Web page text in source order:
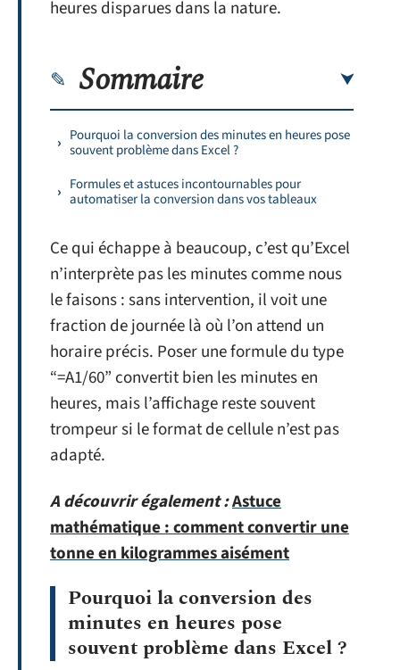
heures disparues dans la nature.
Sommaire
Pourquoi la conversion des minutes en heures pose
souvent problème dans Excel ?
Formules et astuces incontournables pour
automatiser la conversion dans vos tableaux
Ce qui échappe à beaucoup, c’est qu’Excel
n’interprète pas les minutes comme nous
le faisons : sans intervention, il voit une
fraction de journée là où l’on attend un
horaire précis. Poser une formule du type
“=A1/60” convertit bien les minutes en
heures, mais l’affichage reste souvent
trompeur si le format de cellule n’est pas
adapté.
A découvrir également :Astuce
mathématique : comment convertir une
tonne en kilogrammes aisément
Pourquoi la conversion des
minutes en heures pose
souvent problème dans Excel ?